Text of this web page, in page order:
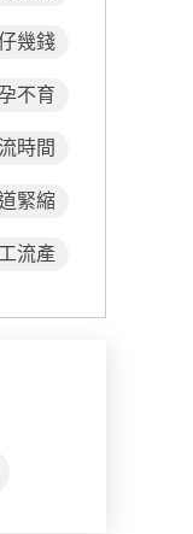
幾錢
不育
時間
緊縮
流產